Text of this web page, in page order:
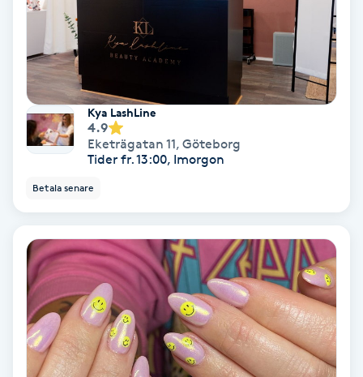
Hatha Yoga
Headspa
Healing
HIFU
Hollywood Peel
Hot Stone Massage
Hot yoga
Kya LashLine
4.9
Eketrägatan 11, Göteborg
Tider fr. 13:00, Imorgon
Betala senare